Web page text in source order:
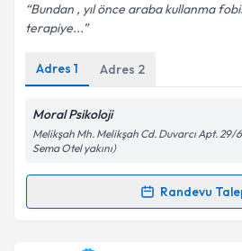
Kişisel verilerimin
Metni'ni okudum ve kişisel
kapsamda işlenmesini
Bundan , yıl önce araba kullanma
terapiye...
Adres 1 Adres 2
Moral Psikoloji
Melikşah Mh. Melikşah Cd. Duvarcı Apt. 29/
Sema Otel yakını)
Randevu
Randevu Takvimi Talebi